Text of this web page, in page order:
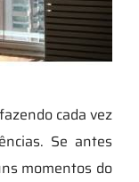
cada vez
Se antes
momentos do